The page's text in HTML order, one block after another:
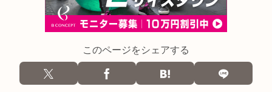
このページをシェアする